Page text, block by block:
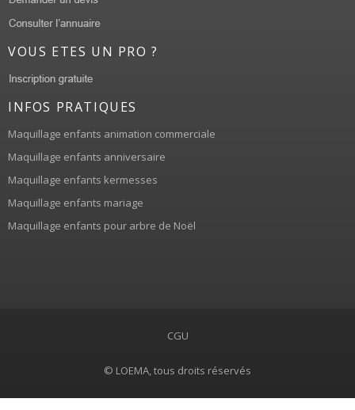
VOUS ETES UN PRO ?
INFOS PRATIQUES
Maquillage enfants animation commerciale
Maquillage enfants anniversaire
Maquillage enfants kermesses
Maquillage enfants mariage
Maquillage enfants pour arbre de Noël
CGU
© LOEMA, tous droits réservés